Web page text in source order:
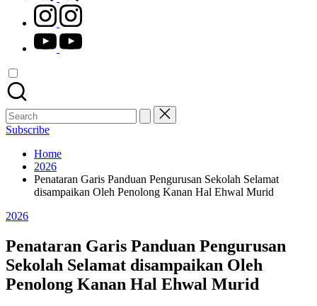
instagram.com
youtube.com
Search
for:
Subscribe
Home
2026
Penataran Garis Panduan Pengurusan Sekolah Selamat
disampaikan Oleh Penolong Kanan Hal Ehwal Murid
Posted
2026
Penataran Garis Panduan Pengurusan
Sekolah Selamat disampaikan Oleh
Penolong Kanan Hal Ehwal Murid